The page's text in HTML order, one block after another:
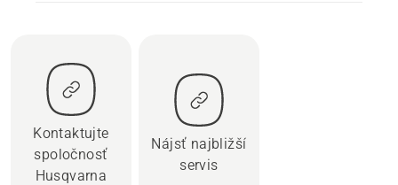
Kontaktujte
spoločnosť
Husqvarna
Nájsť najbližší
servis